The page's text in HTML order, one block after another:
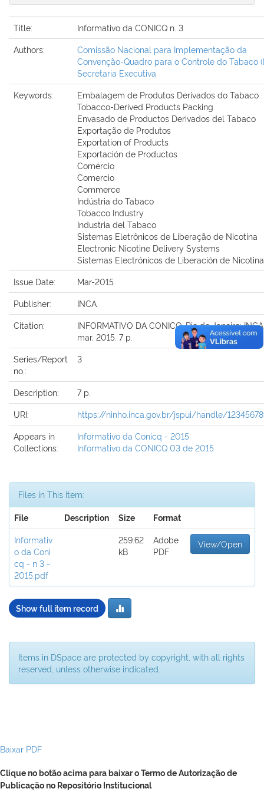
Title:
Informativo da CONICQ n. 3
Authors:
Comissão Nacional para Implementação da
Convenção-Quadro para o Controle do Tabaco
Secretaria Executiva
Keywords:
Embalagem de Produtos Derivados do Tabaco
Tobacco-Derived Products Packing
Envasado de Productos Derivados del Tabaco
Exportação de Produtos
Exportation of Products
Exportación de Productos
Comércio
Comercio
Commerce
Indústria do Tabaco
Tobacco Industry
Industria del Tabaco
Sistemas Eletrônicos de Liberação de Nicotina
Electronic Nicotine Delivery Systems
Sistemas Electrónicos de Liberación de Nicotina
Issue Date:
Mar-2015
Publisher:
INCA
Citation:
INFORMATIVO DA CONICQ. Rio de Janeiro:
mar. 2015. 7 p.
Series/Report
no.:
3
Description:
7 p.
URI:
https://ninho.inca.gov.br/jspui/handle/
Appears in
Collections:
Informativo da Conicq - 2015
Informativo da CONICQ 03 de 2015
Files in This Item:
File Description Size Format
Informativ
o da Coni
cq - n 3 -
2015.pdf
259.62
kB
Adobe
PDF
View/Open
Show full item record
Items in DSpace are protected by copyright, with all rights
reserved, unless otherwise indicated.
Baixar PDF
Clique no botão acima para baixar o Termo de Autorização de
Publicação no Repositório Institucional